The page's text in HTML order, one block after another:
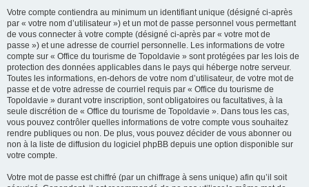
Votre compte contiendra au minimum un identifiant unique (désigné ci-après
par « votre nom d’utilisateur ») et un mot de passe personnel vous permettant
de vous connecter à votre compte (désigné ci-après par « votre mot de
passe ») et une adresse de courriel personnelle. Les informations de votre
compte sur « Office du tourisme de Topoldavie » sont protégées par les lois de
protection des données applicables dans le pays qui héberge notre serveur.
Toutes les informations, en-dehors de votre nom d’utilisateur, de votre mot de
passe et de votre adresse de courriel requis par « Office du tourisme de
Topoldavie » durant votre inscription, sont obligatoires ou facultatives, à la
seule discrétion de « Office du tourisme de Topoldavie ». Dans tous les cas,
vous pouvez contrôler quelles informations de votre compte vous souhaitez
rendre publiques ou non. De plus, vous pouvez décider de vous abonner ou
non à la liste de diffusion du logiciel phpBB depuis une option disponible sur
votre compte.
Votre mot de passe est chiffré (par un chiffrage à sens unique) afin qu’il soit